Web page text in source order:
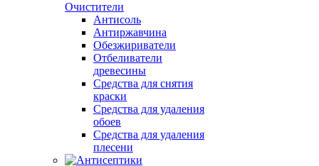
Очистители
Антисоль
Антиржавчина
Обезжириватели
Отбеливатели
древесины
Средства для снятия
краски
Средства для удаления
обоев
Средства для удаления
плесени